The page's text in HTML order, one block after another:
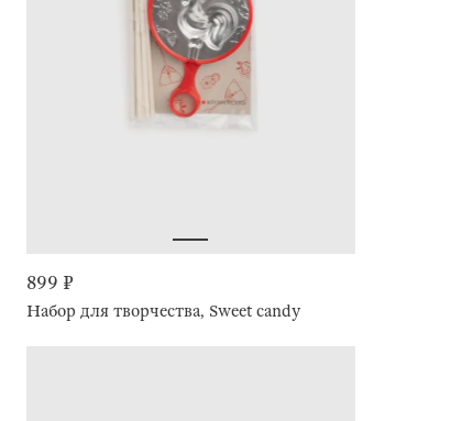
899 ₽
Набор для творчества, Sweet candy